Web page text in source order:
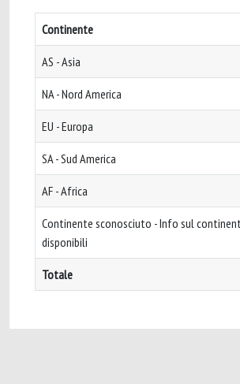
Continente
AS - Asia
NA - Nord America
EU - Europa
SA - Sud America
AF - Africa
Continente sconosciuto - Info sul
disponibili
Totale